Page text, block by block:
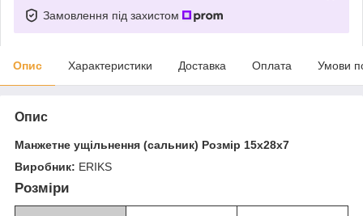
Замовлення під захистом
Опис Характеристики Доставка Оплата Умови
Опис
Манжетне ущільнення (сальник) Розмір 15x28x7
Виробник: ERIKS
Розміри